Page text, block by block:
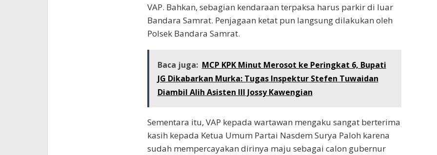
VAP. Bahkan, sebagian kendaraan terpaksa harus parkir di luar
Bandara Samrat. Penjagaan ketat pun langsung dilakukan oleh
Polsek Bandara Samrat.
Baca juga: MCP KPK Minut Merosot ke Peringkat 6, Bupati
JG Dikabarkan Murka: Tugas Inspektur Stefen Tuwaidan
Diambil Alih Asisten III Jossy Kawengian
Sementara itu, VAP kepada wartawan mengaku sangat berterima
kasih kepada Ketua Umum Partai Nasdem Surya Paloh karena
sudah mempercayakan dirinya maju sebagai calon gubernur